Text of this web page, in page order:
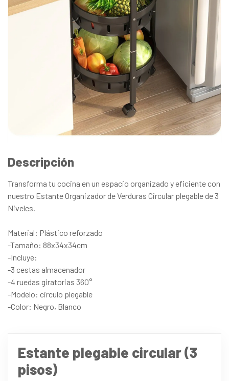
Descripción
Transforma tu cocina en un espacio organizado y eficiente con
nuestro Estante Organizador de Verduras Circular plegable de 3
Niveles.
Material: Plástico reforzado
-Tamaño: 88x34x34cm
-Incluye:
-3 cestas almacenador
-4 ruedas giratorias 360°
-Modelo: circulo plegable
-Color: Negro, Blanco
Estante plegable circular (3
pisos)